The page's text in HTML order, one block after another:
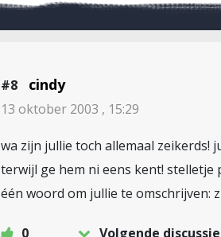
#8 cindy
13 oktober 2003 , 15:29
wa zijn jullie toch allemaal zeikerds!
terwijl ge hem ni eens kent! stelletje
één woord om jullie te omschrijven:
0 Volgende discussie